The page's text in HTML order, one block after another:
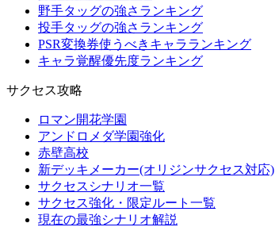
野手タッグの強さランキング
投手タッグの強さランキング
PSR変換券使うべきキャラランキング
キャラ覚醒優先度ランキング
サクセス攻略
ロマン開花学園
アンドロメダ学園強化
赤壁高校
新デッキメーカー(オリジンサクセス対応)
サクセスシナリオ一覧
サクセス強化・限定ルート一覧
現在の最強シナリオ解説